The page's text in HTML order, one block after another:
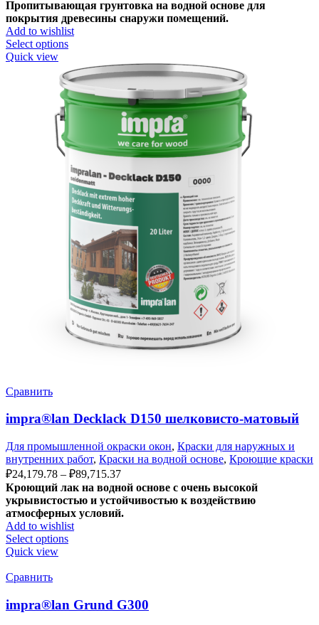
Пропитывающая грунтовка на водной основе для
покрытия древесины снаружи помещений.
Add to wishlist
Select options
Quick view
Сравнить
impra®lan Decklack D150 шелковисто-матовый
Для промышленной окраски окон, Краски для наружных и
внутренних работ, Краски на водной основе, Кроющие краски
₽24,179.78 – ₽89,715.37
Кроющий лак на водной основе с очень высокой
укрывистостью и устойчивостью к воздействию
атмосферных условий.
Add to wishlist
Select options
Quick view
Сравнить
impra®lan Grund G300